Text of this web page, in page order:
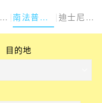
泰經典6日 南法普羅旺斯10日 迪士尼探險號
目的地